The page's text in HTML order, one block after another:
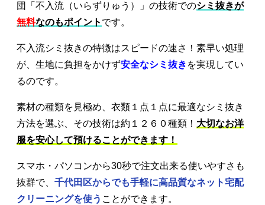
団「不入流（いらずりゅう）」の技術でのシミ抜きが
無料なのもポイント です。
不入流シミ抜きの特徴はスピードの速さ！素早い処理
が、生地に負担をかけず安全なシミ抜き を実現してい
るのです。
素材の種類を見極め、衣類１点１点に最適なシミ抜き
方法を選ぶ、その技術は約１２６０種類！ 大切なお洋
服を安心して預けることができます！
スマホ・パソコンから30秒で注文出来る使いやすさも
抜群で、 千代田区からでも手軽に高品質なネット宅配
クリーニングを使う ことができます。